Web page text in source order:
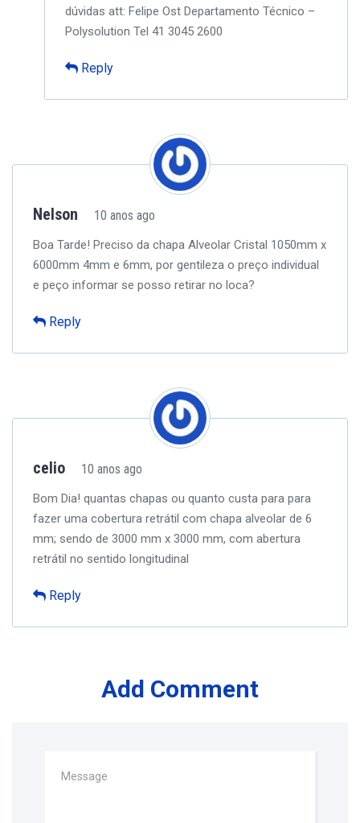
dúvidas att: Felipe Ost Departamento Técnico –
Polysolution Tel 41 3045 2600
Reply
Nelson 10 anos ago
Boa Tarde! Preciso da chapa Alveolar Cristal 1050mm x
6000mm 4mm e 6mm, por gentileza o preço individual
e peço informar se posso retirar no loca?
Reply
celio 10 anos ago
Bom Dia! quantas chapas ou quanto custa para para
fazer uma cobertura retrátil com chapa alveolar de 6
mm; sendo de 3000 mm x 3000 mm, com abertura
retrátil no sentido longitudinal
Reply
Add Comment